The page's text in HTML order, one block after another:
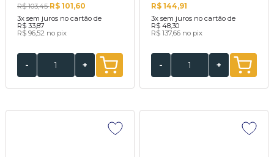
R$ 103,45R$ 101,60
3x sem juros no cartão de
R$ 33,87
R$ 96,52 no pix
- +
R$ 144,91
3x sem juros no cartão de
R$ 48,30
R$ 137,66 no pix
- +